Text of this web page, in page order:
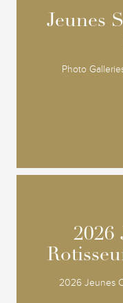
Jeunes
Photo
Jeunes
2026
2026 Jeunes
2026